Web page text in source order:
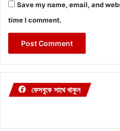
Save my name, email, and
time I comment.
ফেসবুকে সাথে থাকুন